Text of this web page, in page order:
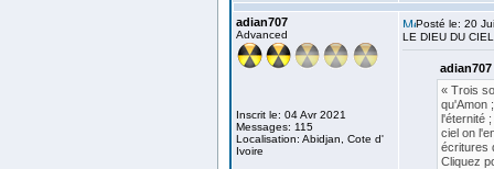
adian707
Advanced
Inscrit le: 04 Avr 2021
Messages: 115
Localisation: Abidjan, Cote d'
Ivoire
Posté le: 20
LE DIEU DU CIEL
« Trois
qu'Amon
l'éternité
ciel on
écritures
Cliquez